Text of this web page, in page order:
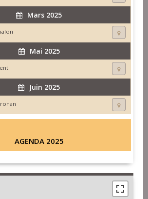
Mars 2025
Mai 2025
Juin 2025
AGENDA 2025